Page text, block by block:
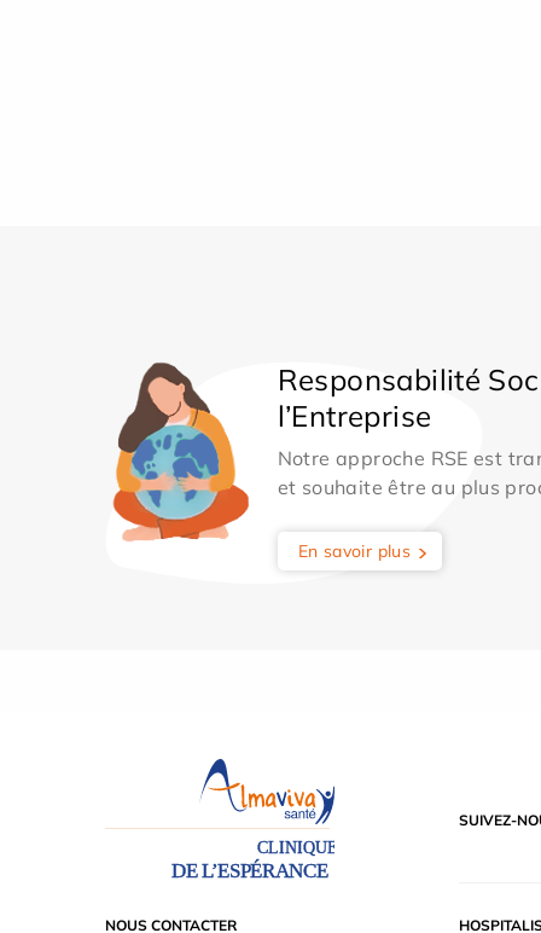
Responsabilité
l’Entreprise
Notre approche RSE est
et souhaite être au plus
En savoir plus
SUIVEZ-
NOUS CONTACTER